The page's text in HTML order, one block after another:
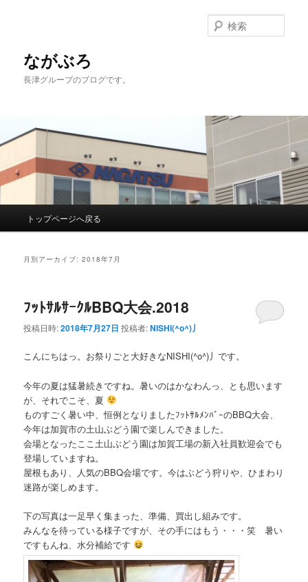
ながぶろ
長津グループのブログです。
索
メ
コ
ン
ツ
へ
移
動
サ
ン
ツ
へ
移
動
トップページへ戻る
月別アーカイブ:2018年7月
ﾌｯﾄｻﾙｻｰｸﾙBBQ大会.2018
投稿日時:2018年7月27日 投稿者:NISHI(^o^)丿
こんにちはっ。お祭りごと大好きなNISHI(^o^)丿です。
今年の夏は猛暑続きですね。暑いのはかなわんっ、とも思います
が、それでこそ、夏
ものすごく暑い中、恒例となりましたﾌｯﾄｻﾙﾒﾝﾊﾞｰのBBQ大会、
今年は加賀市の土山ぶどう園で楽しんできました。
会場となったここ土山ぶどう園は加賀工場の新入社員歓迎会でも
登場していますね。
屋根もあり、人気のBBQ会場です。今はぶどう狩りや、ひまわり
迷路が楽しめます。
下の写真は一足早く集まった、準備、買出し組みです。
みんなを待っている様子ですが、その手にはもう・・・笑 暑い
ですもんね、水分補給です